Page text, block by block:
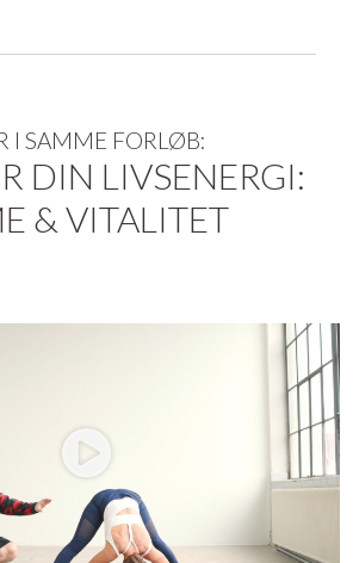
I SAMME FORLØB:
DIN LIVSENERGI:
& VITALITET